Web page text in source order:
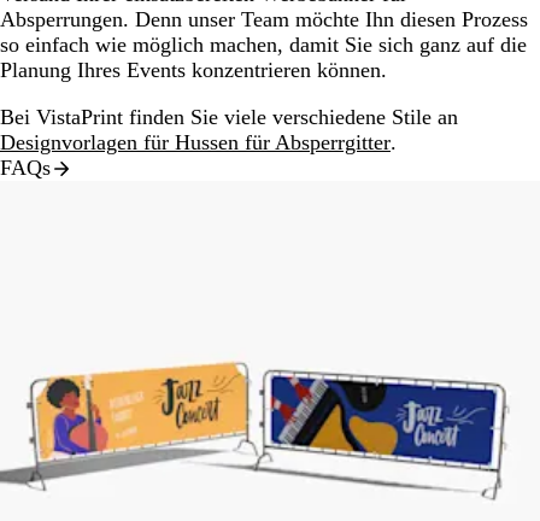
Absperrungen. Denn unser Team möchte Ihn diesen Prozess
so einfach wie möglich machen, damit Sie sich ganz auf die
Planung Ihres Events konzentrieren können.
Bei VistaPrint finden Sie viele verschiedene Stile an
Designvorlagen für Hussen für Absperrgitter.
FAQs